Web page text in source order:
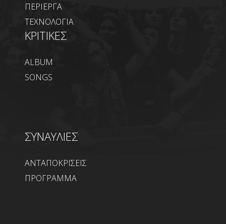
ΠΕΡΙΕΡΓΑ
ΤΕΧΝΟΛΟΓΙΑ
ΚΡΙΤΙΚΕΣ
ALBUM
SONGS
ΣΥΝΑΥΛΙΕΣ
ΑΝΤΑΠΟΚΡΙΣΕΙΣ
ΠΡΟΓΡΑΜΜΑ